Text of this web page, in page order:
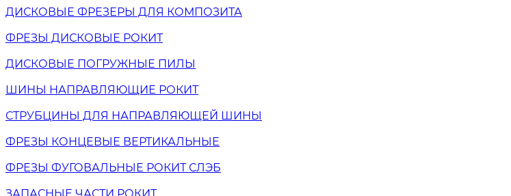
ДИСКОВЫЕ ФРЕЗЕРЫ ДЛЯ КОМПОЗИТА
ФРЕЗЫ ДИСКОВЫЕ РОКИТ
ДИСКОВЫЕ ПОГРУЖНЫЕ ПИЛЫ
ШИНЫ НАПРАВЛЯЮЩИЕ РОКИТ
СТРУБЦИНЫ ДЛЯ НАПРАВЛЯЮЩЕЙ ШИНЫ
ФРЕЗЫ КОНЦЕВЫЕ ВЕРТИКАЛЬНЫЕ
ФРЕЗЫ ФУГОВАЛЬНЫЕ РОКИТ СЛЭБ
ЗАПАСНЫЕ ЧАСТИ РОКИТ